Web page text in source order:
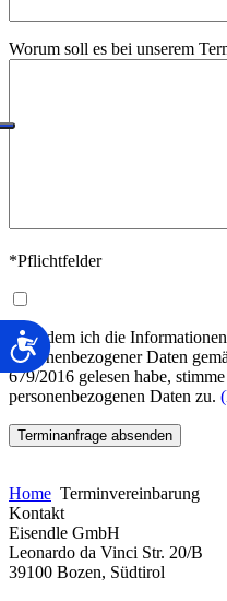
Barrierefreiheit
Worum soll es bei unserem
*Pflichtfelder
Nachdem ich die
personenbezogener Daten
679/2016 gelesen habe,
personenbezogenen Daten zu.
Home Terminvereinbarung
Kontakt
Eisendle GmbH
Leonardo da Vinci Str. 20/B
39100 Bozen, Südtirol